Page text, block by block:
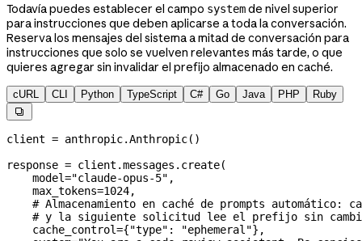
Todavía puedes establecer el campo systemde nivel superior
para instrucciones que deben aplicarse a toda la conversación.
Reserva los mensajes del sistema a mitad de conversación para
instrucciones que solo se vuelven relevantes más tarde, o que
quieres agregar sin invalidar el prefijo almacenado en caché.
cURL CLI Python TypeScript C# Go Java PHP Ruby

client = anthropic.Anthropic()
response = client.messages.create(
    model
="claude-opus-5" ,
    max_tokens
=1024,
# Almacenamiento en caché de prompts automático:
# y la siguiente solicitud lee el prefijo sin
    cache_control
={"type" : "ephemeral"},